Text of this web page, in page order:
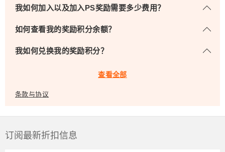
我如何加入以及加入PS奖励需要多少费用？
如何查看我的奖励积分余额？
我如何兑换我的奖励积分？
查看全部
条款与协议
订阅最新折扣信息